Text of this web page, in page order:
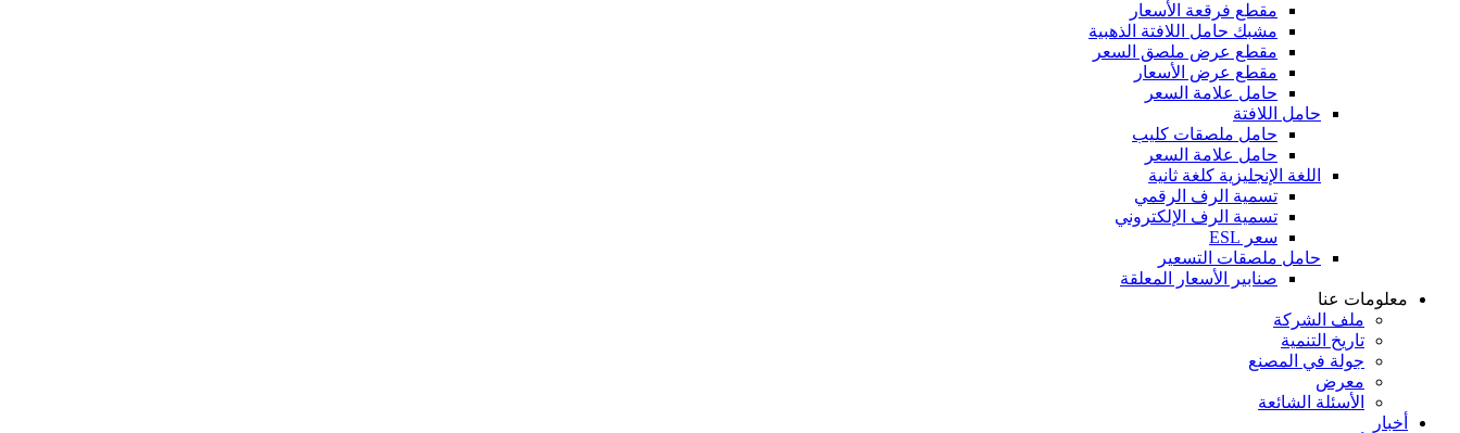
مقطع فرقعة الأسعار
مشبك حامل اللافتة الذهبية
مقطع عرض ملصق السعر
مقطع عرض الأسعار
حامل علامة السعر
حامل اللافتة
حامل ملصقات كليب
حامل علامة السعر
اللغة الإنجليزية كلغة ثانية
تسمية الرف الرقمي
تسمية الرف الإلكتروني
سعر ESL
حامل ملصقات التسعير
صنابير الأسعار المعلقة
معلومات عنا
ملف الشركة
تاريخ التنمية
جولة في المصنع
معرض
الأسئلة الشائعة
أخبار